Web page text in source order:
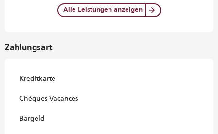
Alle Leistungen anzeigen
Zahlungsart
Kreditkarte
Chèques Vacances
Bargeld